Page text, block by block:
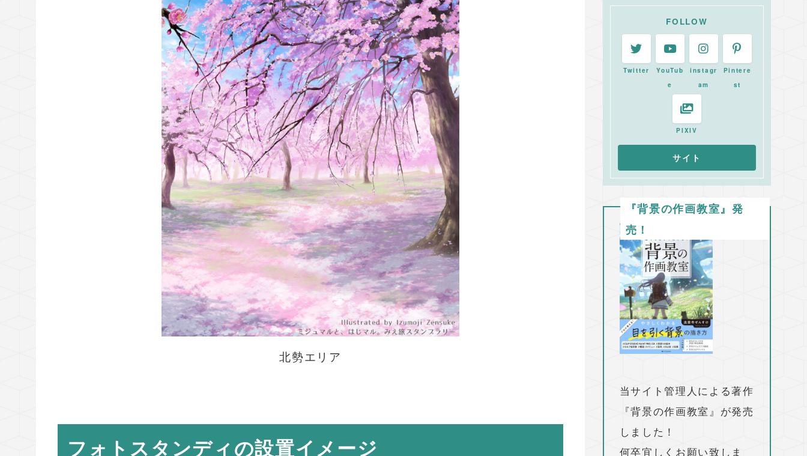
北勢エリア
フォトスタンディの設置イメージ
FOLLOW
Twitter
YouTub
e
instagr
am
Pintere
st
PIXIV
『背景の作画教室』発
売！
当サイト管理人による著作
『背景の作画教室』が発売
しました！
何卒宜しくお願い致しま